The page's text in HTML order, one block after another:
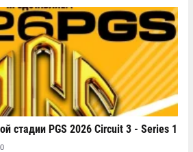
стадии PGS 2026 Circuit 3 - Series 1
0